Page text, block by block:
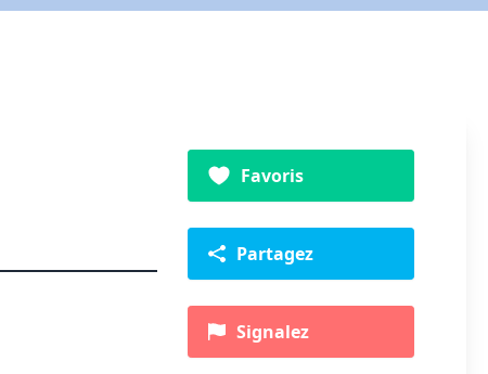
Favoris
Partagez
Signalez